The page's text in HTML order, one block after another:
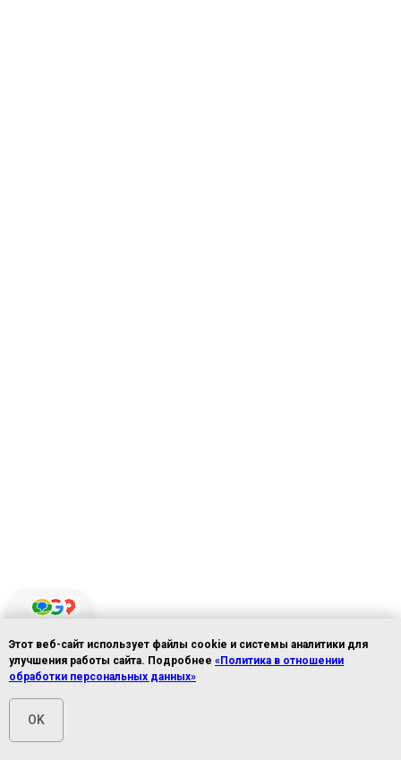
Этот веб-сайт использует файлы cookie и системы аналитики для
улучшения работы сайта. Подробнее «Политика в отношении
обработки персональных данных»
OK
4.9из 5